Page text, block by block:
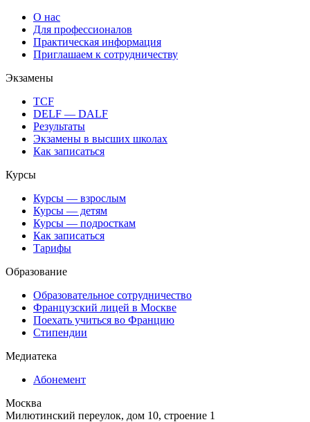
О нас
Для профессионалов
Практическая информация
Приглашаем к сотрудничеству
Экзамены
TCF
DELF — DALF
Результаты
Экзамены в высших школах
Как записаться
Курсы
Курсы — взрослым
Курсы — детям
Курсы — подросткам
Как записаться
Тарифы
Образование
Образовательное сотрудничество
Французский лицей в Москве
Поехать учиться во Францию
Стипендии
Медиатека
Абонемент
Москва
Милютинский переулок, дом 10, строение 1